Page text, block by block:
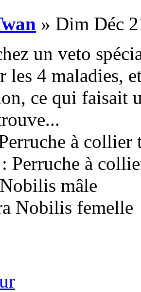
» Dim Déc
un veto
les 4 maladies,
ce qui faisait
à collier
Perruche à
mâle
Nobilis femelle